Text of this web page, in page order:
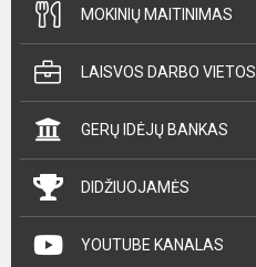
MOKINIŲ MAITINIMAS
LAISVOS DARBO VIETOS
GERŲ IDĖJŲ BANKAS
DIDŽIUOJAMĖS
YOUTUBE KANALAS